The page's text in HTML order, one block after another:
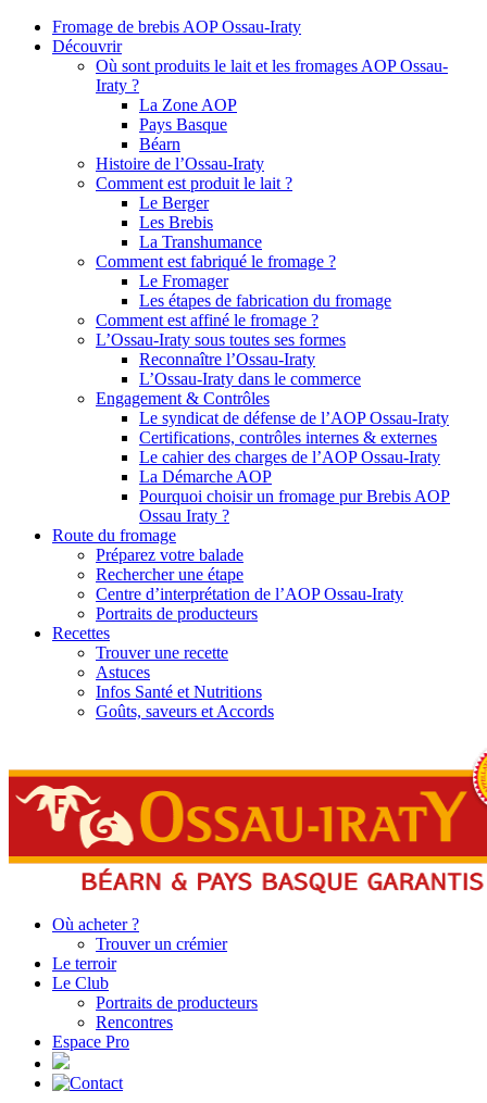
Fromage de brebis AOP Ossau-Iraty
Découvrir
Où sont produits le lait et les fromages AOP Ossau-
Iraty ?
La Zone AOP
Pays Basque
Béarn
Histoire de l’Ossau-Iraty
Comment est produit le lait ?
Le Berger
Les Brebis
La Transhumance
Comment est fabriqué le fromage ?
Le Fromager
Les étapes de fabrication du fromage
Comment est affiné le fromage ?
L’Ossau-Iraty sous toutes ses formes
Reconnaître l’Ossau-Iraty
L’Ossau-Iraty dans le commerce
Engagement & Contrôles
Le syndicat de défense de l’AOP Ossau-Iraty
Certifications, contrôles internes & externes
Le cahier des charges de l’AOP Ossau-Iraty
La Démarche AOP
Pourquoi choisir un fromage pur Brebis AOP
Ossau Iraty ?
Route du fromage
Préparez votre balade
Rechercher une étape
Centre d’interprétation de l’AOP Ossau-Iraty
Portraits de producteurs
Recettes
Trouver une recette
Astuces
Infos Santé et Nutritions
Goûts, saveurs et Accords
Où acheter ?
Trouver un crémier
Le terroir
Le Club
Portraits de producteurs
Rencontres
Espace Pro